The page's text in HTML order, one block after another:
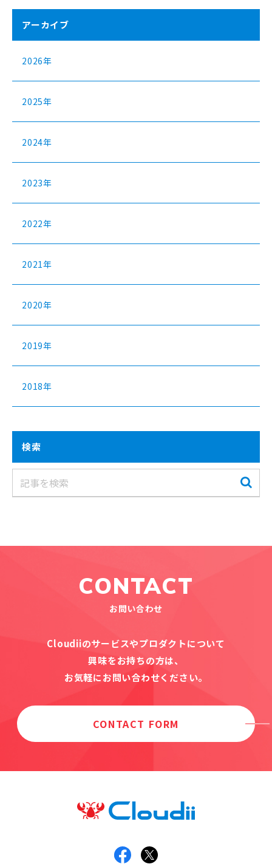
アーカイブ
2026年
2025年
2024年
2023年
2022年
2021年
2020年
2019年
2018年
検索
CONTACT
お問い合わせ
Cloudiiのサービスやプロダクトについて
興味をお持ちの方は、
お気軽にお問い合わせください。
CONTACT FORM